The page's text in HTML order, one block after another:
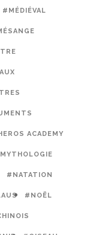
#MÉDIÉVAL
ACADEMY
#NATATION
#NOËL